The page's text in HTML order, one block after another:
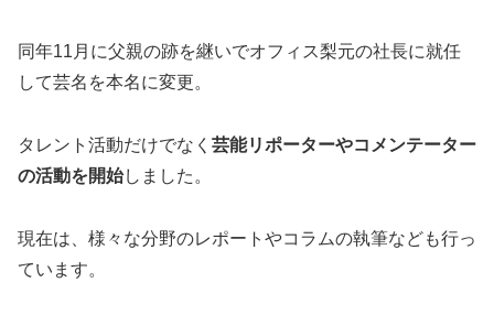
同年11月に父親の跡を継いでオフィス梨元の社長に就任
して芸名を本名に変更。
タレント活動だけでなく 芸能リポーターやコメンテーター
の活動を開始しました。
現在は、様々な分野のレポートやコラムの執筆なども行っ
ています。